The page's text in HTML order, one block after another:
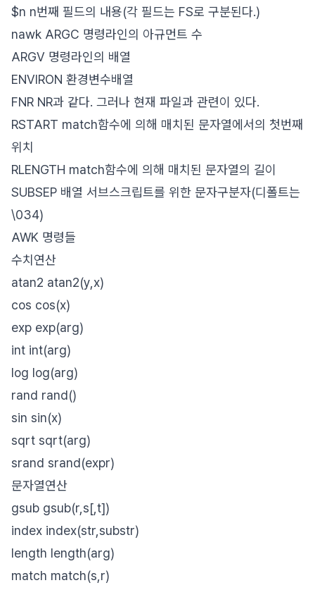
$n n번째 필드의 내용(각 필드는 FS로 구분된다.)
nawk ARGC 명령라인의 아규먼트 수
ARGV 명령라인의 배열
ENVIRON 환경변수배열
FNR NR과 같다. 그러나 현재 파일과 관련이 있다.
RSTART match함수에 의해 매치된 문자열에서의 첫번째
위치
RLENGTH match함수에 의해 매치된 문자열의 길이
SUBSEP 배열 서브스크립트를 위한 문자구분자(디폴트는
\034)
AWK 명령들
수치연산
atan2 atan2(y,x)
cos cos(x)
exp exp(arg)
int int(arg)
log log(arg)
rand rand()
sin sin(x)
sqrt sqrt(arg)
srand srand(expr)
문자열연산
gsub gsub(r,s[,t])
index index(str,substr)
length length(arg)
match match(s,r)